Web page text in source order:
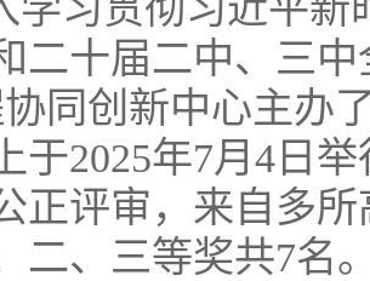
学习贯彻习近平
二十届二中、三
同创新中心主办
于2025年7月4日
正评审，来自多
二、三等奖共7名